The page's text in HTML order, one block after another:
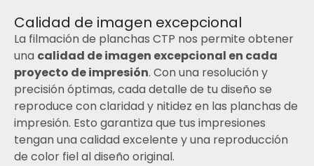
Calidad de imagen excepcional
La filmación de planchas CTP nos permite obtener
una calidad de imagen excepcional en cada
proyecto de impresión. Con una resolución y
precisión óptimas, cada detalle de tu diseño se
reproduce con claridad y nitidez en las planchas de
impresión. Esto garantiza que tus impresiones
tengan una calidad excelente y una reproducción
de color fiel al diseño original.